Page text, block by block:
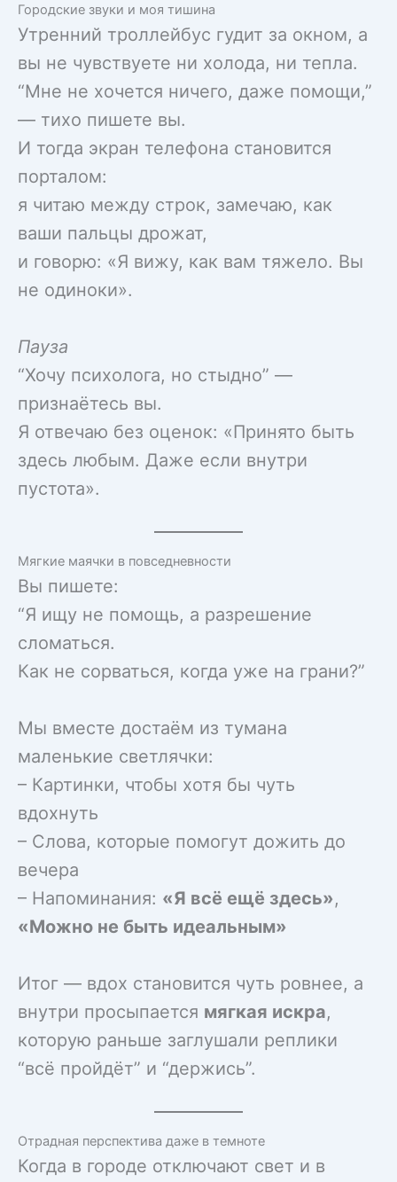
Городские звуки и моя тишина
Утренний троллейбус гудит за окном, а
вы не чувствуете ни холода, ни тепла.
“Мне не хочется ничего, даже помощи,”
— тихо пишете вы.
И тогда экран телефона становится
порталом:
я читаю между строк, замечаю, как
ваши пальцы дрожат,
и говорю: «Я вижу, как вам тяжело. Вы
не одиноки».
Пауза
“Хочу психолога, но стыдно” —
признаётесь вы.
Я отвечаю без оценок: «Принято быть
здесь любым. Даже если внутри
пустота».
Мягкие маячки в повседневности
Вы пишете:
“Я ищу не помощь, а разрешение
сломаться.
Как не сорваться, когда уже на грани?”
Мы вместе достаём из тумана
маленькие светлячки:
– Картинки, чтобы хотя бы чуть
вдохнуть
– Слова, которые помогут дожить до
вечера
– Напоминания: «Я всё ещё здесь»,
«Можно не быть идеальным»
Итог — вдох становится чуть ровнее, а
внутри просыпается мягкая искра,
которую раньше заглушали реплики
“всё пройдёт” и “держись”.
Отрадная перспектива даже в темноте
Когда в городе отключают свет и в